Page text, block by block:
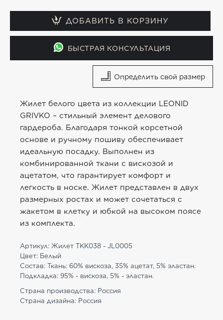
Определить свой размер
Жилет белого цвета из коллекции LEONID
GRIVKO – стильный элемент делового
гардероба. Благодаря тонкой корсетной
основе и ручному пошиву обеспечивает
идеальную посадку. Выполнен из
комбинированной ткани с вискозой и
ацетатом, что гарантирует комфорт и
легкость в носке. Жилет представлен в двух
размерных ростах и может сочетаться с
жакетом в клетку и юбкой на высоком поясе
из комплекта.
Артикул: Жилет TKK038 - JL0005
Цвет: Белый
Состав: Ткань: 60% вискоза, 35% ацетат, 5% эластан.
Подкладка: 95% - вискоза, 5% - эластан.
Страна производства: Россия
Страна дизайна: Россия
ДОБАВИТЬ В КОРЗИНУ
БЫСТРАЯ КОНСУЛЬТАЦИЯ